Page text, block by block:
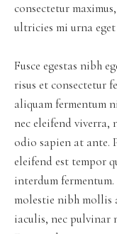
consectetur
ultricies mi urna eget
Fusce egestas nibh
risus et consectetur
aliquam fermentum
nec eleifend viverra,
odio sapien at ante.
eleifend est tempor
interdum
molestie nibh mollis
iaculis, nec pulvinar